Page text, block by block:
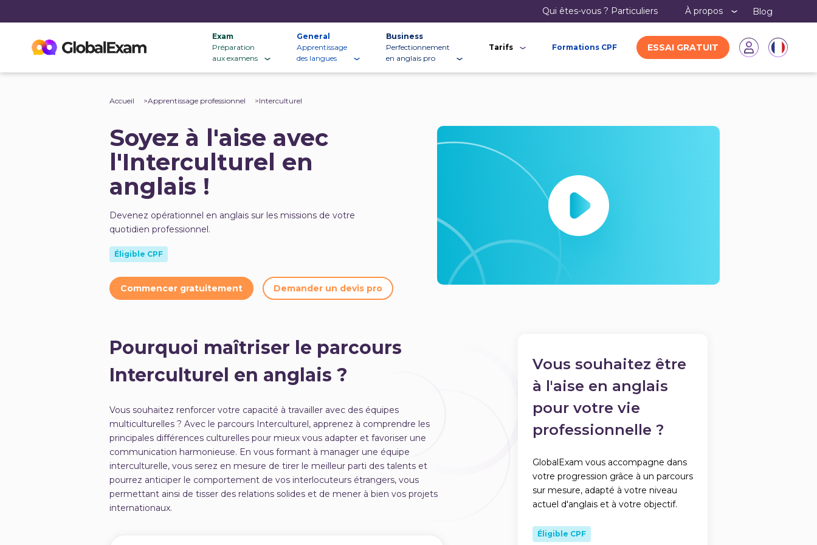
Qui êtes-vous ? particuliers À propos Blog
Exam
Préparation
aux examens
General
Apprentissage
des langues
Business
Perfectionnement
en anglais pro
Tarifs Formations CPF ESSAI GRATUIT
Accueil Apprentissage professionnel Interculturel
Soyez à l'aise avec
l'Interculturel en
anglais !
Devenez opérationnel en anglais sur les missions de votre
quotidien professionnel.
Éligible CPF
Commencer gratuitement Demander un devis pro
Pourquoi maîtriser le parcours
Interculturel en anglais ?
Vous souhaitez renforcer votre capacité à travailler avec des équipes
multiculturelles ? Avec le parcours Interculturel, apprenez à comprendre les
principales différences culturelles pour mieux vous adapter et favoriser une
communication harmonieuse. En vous formant à manager une équipe
interculturelle, vous serez en mesure de tirer le meilleur parti des talents et
pourrez anticiper le comportement de vos interlocuteurs étrangers, vous
permettant ainsi de tisser des relations solides et de mener à bien vos projets
internationaux.
Vous souhaitez être
à l'aise en anglais
pour votre vie
professionnelle ?
GlobalExam vous accompagne dans
votre progression grâce à un parcours
sur mesure, adapté à votre niveau
actuel d'anglais et à votre objectif.
Éligible CPF